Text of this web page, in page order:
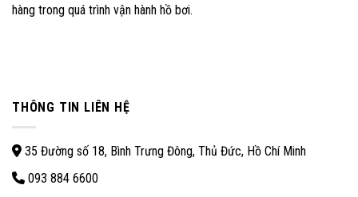
hàng trong quá trình vận hành hồ bơi.
THÔNG TIN LIÊN HỆ
35 Đường số 18, Bình Trưng Đông, Thủ Đức, Hồ Chí Minh
093 884 6600